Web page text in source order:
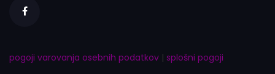
pogoji varovanja osebnih podatkov | splošni pogoji